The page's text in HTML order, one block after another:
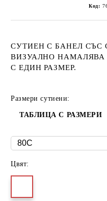
Код:
СУТИЕН С БАНЕЛ СЪС
ВИЗУАЛНО
С ЕДИН РАЗМЕР.
Размери сутиени:
ТАБЛИЦА С РАЗМЕРИ
Цвят: